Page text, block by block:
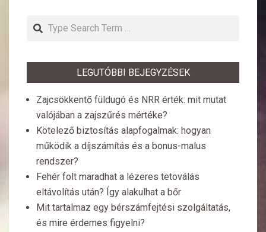
Search
LEGUTÓBBI BEJEGYZÉSEK
Zajcsökkentő füldugó és NRR érték: mit mutat
valójában a zajszűrés mértéke?
Kötelező biztosítás alapfogalmak: hogyan
működik a díjszámítás és a bonus-malus
rendszer?
Fehér folt maradhat a lézeres tetoválás
eltávolítás után? Így alakulhat a bőr
Mit tartalmaz egy bérszámfejtési szolgáltatás,
és mire érdemes figyelni?